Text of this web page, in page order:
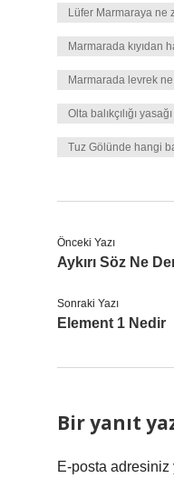
Lüfer Marmaraya ne
Marmarada kıyıdan
Marmarada levrek
Olta balıkçılığı
Tuz Gölünde hangi
Önceki Yazı
Aykırı Söz Ne
Sonraki Yazı
Element 1 Nedir
Bir yanıt
E-posta adresiniz